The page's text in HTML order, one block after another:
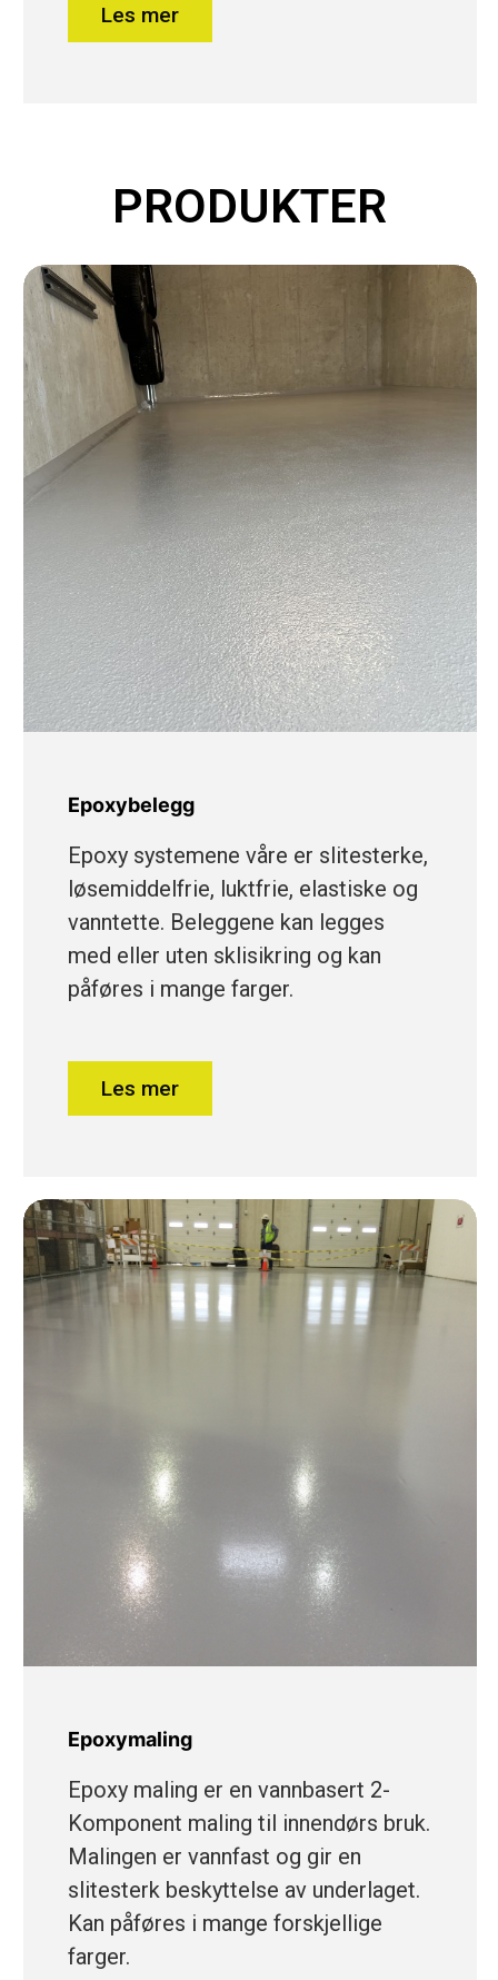
Les mer
PRODUKTER
Epoxybelegg
Epoxy systemene våre er slitesterke,
løsemiddelfrie, luktfrie, elastiske og
vanntette. Beleggene kan legges
med eller uten sklisikring og kan
påføres i mange farger.
Les mer
Epoxymaling
Epoxy maling er en vannbasert 2-
Komponent maling til innendørs bruk.
Malingen er vannfast og gir en
slitesterk beskyttelse av underlaget.
Kan påføres i mange forskjellige
farger.